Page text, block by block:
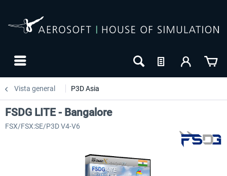
Vista general P3D Asia
FSDG LITE - Bangalore
FSX/FSX:SE/P3D V4-V6